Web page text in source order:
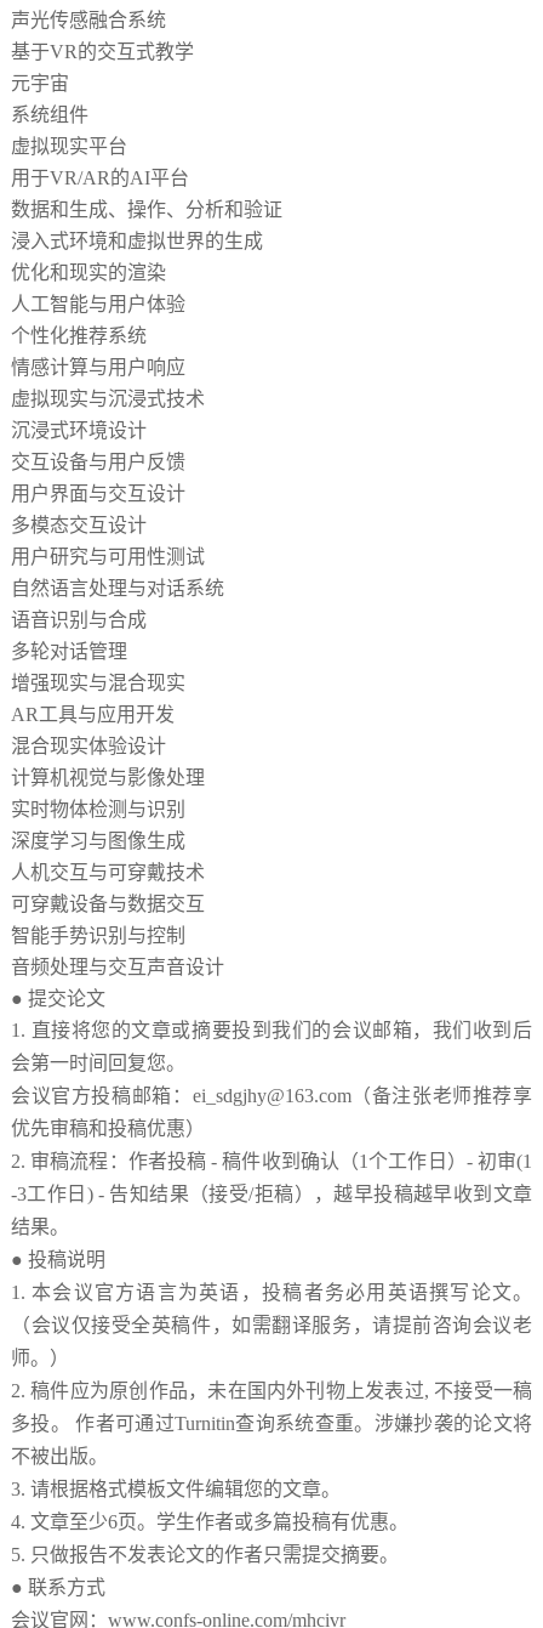
声光传感融合系统
基于VR的交互式教学
元宇宙
系统组件
虚拟现实平台
用于VR/AR的AI平台
数据和生成、操作、分析和验证
浸入式环境和虚拟世界的生成
优化和现实的渲染
人工智能与用户体验
个性化推荐系统
情感计算与用户响应
虚拟现实与沉浸式技术
沉浸式环境设计
交互设备与用户反馈
用户界面与交互设计
多模态交互设计
用户研究与可用性测试
自然语言处理与对话系统
语音识别与合成
多轮对话管理
增强现实与混合现实
AR工具与应用开发
混合现实体验设计
计算机视觉与影像处理
实时物体检测与识别
深度学习与图像生成
人机交互与可穿戴技术
可穿戴设备与数据交互
智能手势识别与控制
音频处理与交互声音设计
● 提交论文
1 . 直接将您的文章或摘要投到我们的会议邮箱，我们收到后
会第一时间回复您。
会议官方投稿邮箱： ei_sdgjhy@163.com（备注张老师推荐享
优先审稿和投稿优惠）
2. 审稿流程：作者投稿 -稿件收到确认（1个工作日） - 初审(1
-3工作日 ) - 告知结果（接受/拒稿），越早投稿越早收到文章
结果。
● 投稿说明
1.本会议官方语言为英语，投稿者务必用英语撰写论文。
（会议仅接受全英稿件，如需翻译服务，请提前咨询会议老
师。）
2.稿件应为原创作品，未在国内外刊物上发表过, 不接受一稿
多投。
作者可通过Turnitin查询系统查重。涉嫌抄袭的论文将
不被出版。
3. 请根据格式模板文件编辑您的文章。
4. 文章至少6页。学生作者或多篇投稿有优惠。
5. 只做报告不发表论文的作者只需提交摘要。
● 联系方式
会议官网： www.confs-online.com/mhcivr